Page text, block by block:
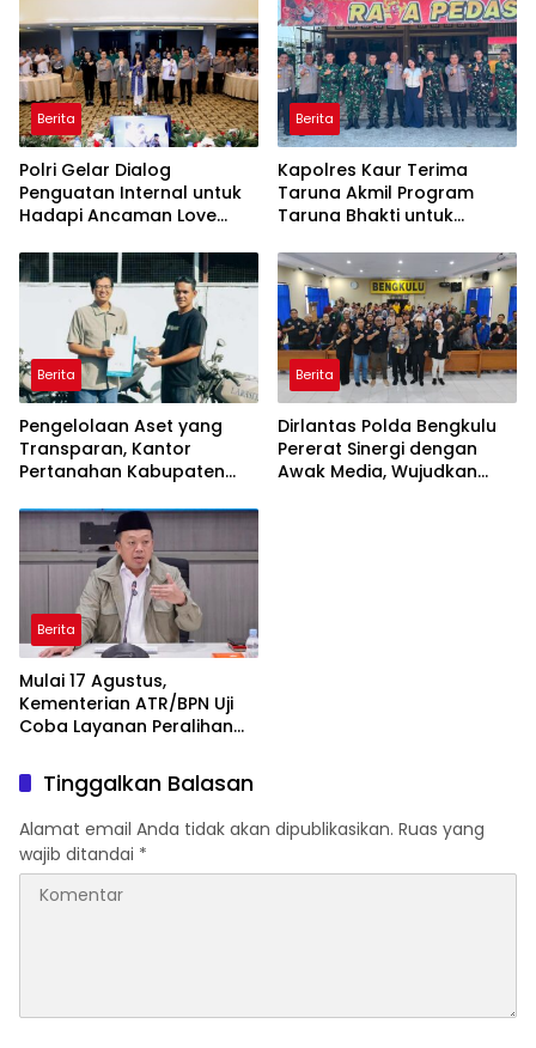
Ekonomi Daerah
Berita
Polri Gelar Dialog
Penguatan Internal untuk
Hadapi Ancaman Love
Berita
Kapolres Kaur Terima
Taruna Akmil Program
Taruna Bhakti untuk
Rakyat Kabupaten Kaur
Berita
Pengelolaan Aset yang
Transparan, Kantor
Pertanahan Kabupaten
kepada Pemenang Lelang
Berita
Dirlantas Polda Bengkulu
Pererat Sinergi dengan
Awak Media, Wujudkan
Berita
Mulai 17 Agustus,
Kementerian ATR/BPN Uji
Coba Layanan Peralihan
Tinggalkan Balasan
Alamat email Anda tidak akan dipublikasikan. Ruas yang
wajib ditandai *